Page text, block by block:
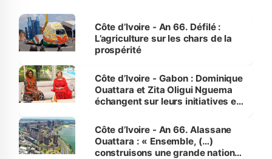
Côte d’Ivoire - An 66. Défilé :
L’agriculture sur les chars de la
prospérité
Côte d’Ivoire - Gabon : Dominique
Ouattara et Zita Oligui Nguema
échangent sur leurs initiatives en
enfants
Côte d’Ivoire - An 66. Alassane
Ouattara : « Ensemble, (…)
construisons une grande nation